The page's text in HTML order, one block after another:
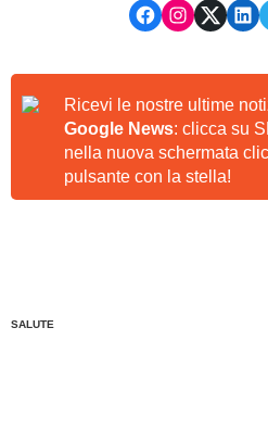
Ricevi le nostre ultime
Google News: clicca su
nella nuova schermata
pulsante con la stella!
SALUTE